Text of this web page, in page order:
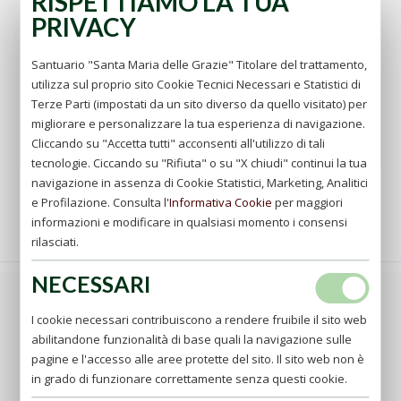
Sostieni le nostre iniziative
vai
Principalmente devi insistere sulla base della giustizia
cristiana sul fondamento della bontà, sulla virtù, di cui
esplicitamente si porga a modello, voglio dire: l'umiltà.
Umiltà interna ed esterna; più interna però che esterna;
più sentita che dimostrata; più profonda che visibile.
PRIVACY
Santuario "Santa Maria delle Grazie" Titolare del trattamento,
utilizza sul proprio sito Cookie Tecnici Necessari e Statistici di
Terze Parti (impostati da un sito diverso da quello visitato) per
migliorare e personalizzare la tua esperienza di navigazione.
Cliccando su "Accetta tutti" acconsenti all'utilizzo di tali
tecnologie. Ciccando su "Rifiuta" o su "X chiudi" continui la tua
navigazione in assenza di Cookie Statistici, Marketing, Analitici
e Profilazione. Consulta l'Informativa Cookie per maggiori
informazioni e modificare in qualsiasi momento i consensi
rilasciati.
NECESSARI
I cookie necessari contribuiscono a rendere fruibile il sito web
abilitandone funzionalità di base quali la navigazione sulle
pagine e l'accesso alle aree protette del sito. Il sito web non è
in grado di funzionare correttamente senza questi cookie.